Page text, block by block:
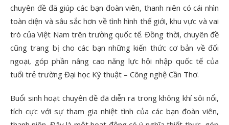
chuyên đề đã giúp các bạn đoàn viên, thanh niên có cái nhìn
toàn diện và sâu sắc hơn về tình hình thế giới, khu vực và vai
trò của Việt Nam trên trường quốc tế. Đồng thời, chuyên đề
cũng trang bị cho các bạn những kiến thức cơ bản về đối
ngoại, góp phần nâng cao năng lực hội nhập quốc tế của
tuổi trẻ trường Đại học Kỹ thuật – Công nghệ Cần Thơ.
Buổi sinh hoạt chuyên đề đã diễn ra trong không khí sôi nổi,
tích cực với sự tham gia nhiệt tình của các bạn đoàn viên,